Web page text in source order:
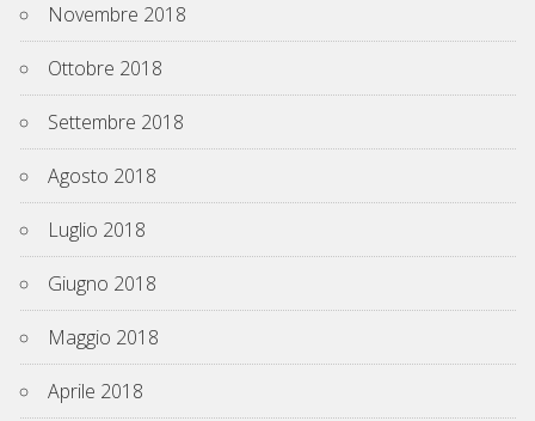
Novembre 2018
Ottobre 2018
Settembre 2018
Agosto 2018
Luglio 2018
Giugno 2018
Maggio 2018
Aprile 2018